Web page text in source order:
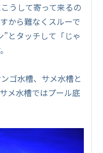
うして寄って来るの
から難なくスルーで
”とタッチして「じゃ
ゴ水槽、サメ水槽と
メ水槽ではプール底